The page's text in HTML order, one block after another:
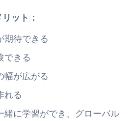
ット：
期待できる
できる
幅が広がる
れる
緒に学習ができ、グローバル